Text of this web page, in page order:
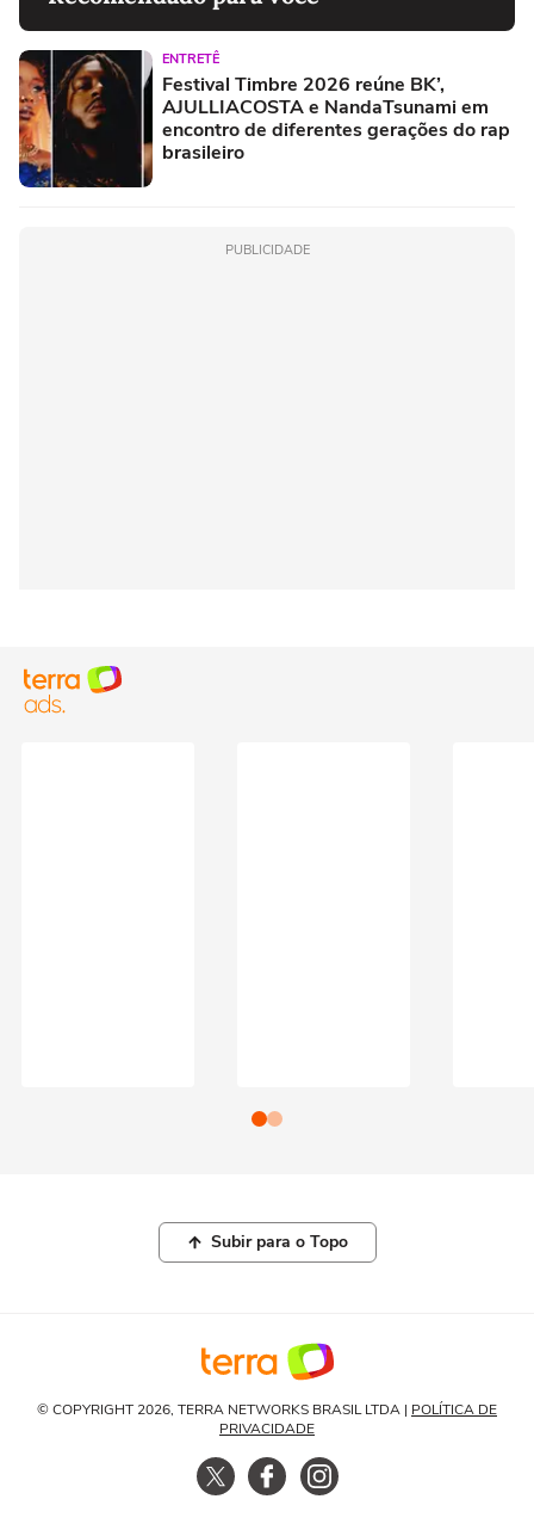
ENTRETÊ
Festival Timbre 2026 reúne BK’,
AJULLIACOSTA e NandaTsunami em
encontro de diferentes gerações do rap
brasileiro
PUBLICIDADE
Subir para o Topo
© COPYRIGHT 2026, TERRA NETWORKS BRASIL LTDA | POLÍTICA DE
PRIVACIDADE